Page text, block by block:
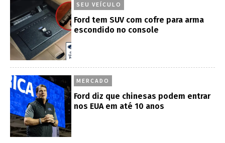
SEU VEÍCULO
Ford tem SUV com cofre para arma
escondido no console
MERCADO
Ford diz que chinesas podem entrar
nos EUA em até 10 anos